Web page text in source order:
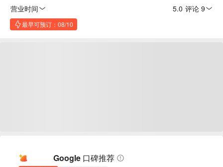
营业时间
5.0 评论 9
最早可预订：08/10
Google 口碑推荐